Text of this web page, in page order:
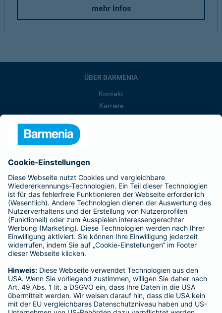
mehr Infos
ÜBER BARMENIA
Kontakt
Karriere
Barmenia ist Teil der BarmeniaGothaer
BELIEBTE SEITEN
Kranken-Zusatzversicherung
Tierversicherungen
Haftpflichtversicherung
Hausratversicherung
Adresse ändern
Schaden melden
Kilometerstandsmeldung